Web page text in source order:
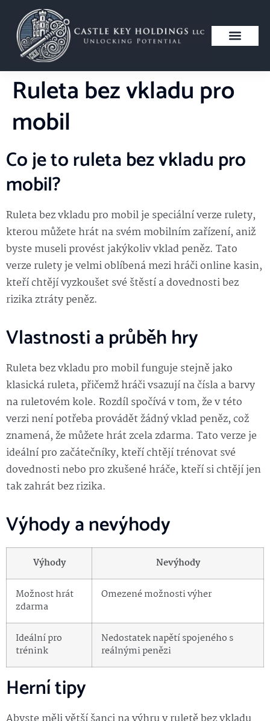
Ruleta bez vkladu pro
mobil
Co je to ruleta bez vkladu pro
mobil?
Ruleta bez vkladu pro mobil je speciální verze rulety,
kterou můžete hrát na svém mobilním zařízení, aniž
byste museli provést jakýkoliv vklad peněz. Tato
verze rulety je velmi oblíbená mezi hráči online kasin,
kteří chtějí vyzkoušet své štěstí a dovednosti bez
rizika ztráty peněz.
Vlastnosti a průběh hry
Ruleta bez vkladu pro mobil funguje stejně jako
klasická ruleta, přičemž hráči vsazují na čísla a barvy
na ruletovém kole. Rozdíl spočívá v tom, že v této
verzi není potřeba provádět žádný vklad peněz, což
znamená, že můžete hrát zcela zdarma. Tato verze je
ideální pro začátečníky, kteří chtějí trénovat své
dovednosti nebo pro zkušené hráče, kteří si chtějí jen
tak zahrát bez rizika.
Výhody a nevýhody
Výhody Nevýhody
Možnost hrát
zdarma
Omezené možnosti výher
Ideální pro
trénink
Nedostatek napětí spojeného s
reálnými penězi
Herní tipy